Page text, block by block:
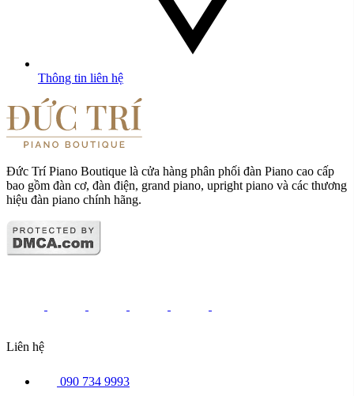
Thông tin liên hệ
Đức Trí Piano Boutique là cửa hàng phân phối đàn Piano cao cấp
bao gồm đàn cơ, đàn điện, grand piano, upright piano và các thương
hiệu đàn piano chính hãng.
Liên hệ
090 734 9993